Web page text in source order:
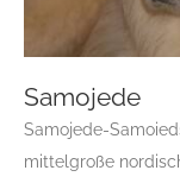
Samojede
Samojede-
mittelgroße